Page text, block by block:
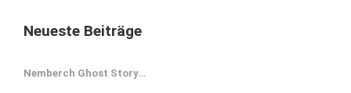
Neueste Beiträge
Nemberch Ghost Story…